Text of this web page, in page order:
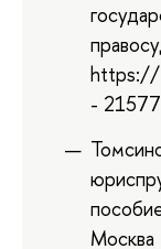
https://
-